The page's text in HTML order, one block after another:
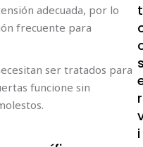
adecuada, por lo
frecuente para
ser tratados para
funcione sin
t
r
i